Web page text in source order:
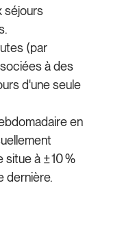
séjours
(par
à des
d'une seule
en
situe à ± 10 %
dernière.